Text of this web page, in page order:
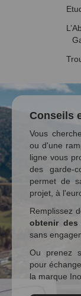
Conseils
Vous
ou d'une
ligne vous
des garde-
permet de
projet, à
Remplissez
obtenir
sans
Ou prenez
pour
la marque